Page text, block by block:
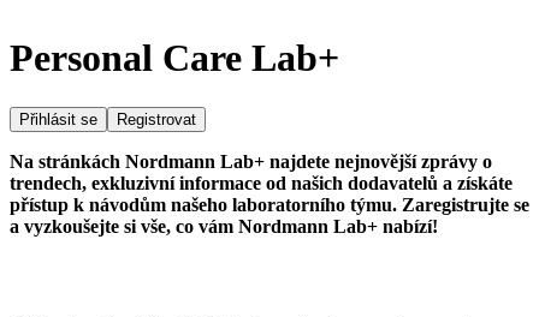
Personal Care Lab+
Přihlásit se Registrovat
Na stránkách Nordmann Lab+ najdete nejnovější zprávy o
trendech, exkluzivní informace od našich dodavatelů a získáte
přístup k návodům našeho laboratorního týmu. Zaregistrujte se
a vyzkoušejte si vše, co vám Nordmann Lab+ nabízí!